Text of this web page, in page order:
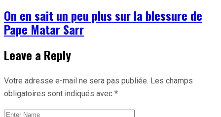
On en sait un peu plus sur la blessure de
Pape Matar Sarr
Leave a Reply
Votre adresse e-mail ne sera pas publiée. Les champs
obligatoires sont indiqués avec *